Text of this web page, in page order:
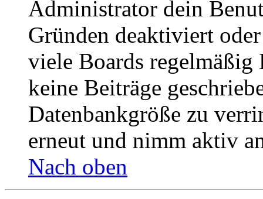
Administrator dein
Gründen deaktiviert
viele Boards
keine Beiträge
Datenbankgröße zu
erneut und nimm aktiv
Nach oben